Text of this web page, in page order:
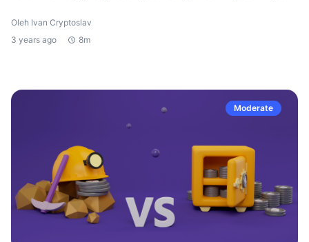
Oleh Ivan Cryptoslav
3 years ago
8m
Moderate